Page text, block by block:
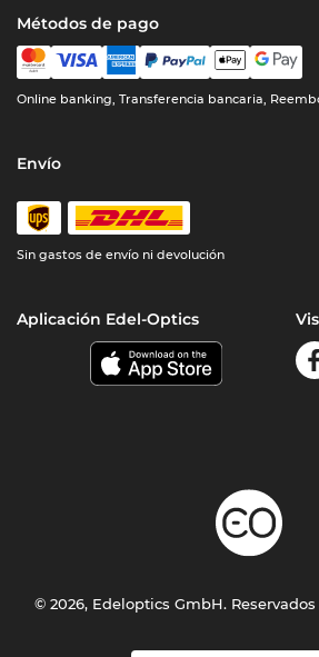
Métodos de pago
Online banking, Transferencia bancaria,
Envío
Sin gastos de envío ni devolución
Aplicación Edel-Optics
© 2026, Edeloptics GmbH.